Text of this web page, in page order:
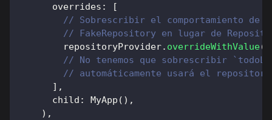
      overrides
:
[
// Sobrescribir el comportamiento de
// FakeRepository en lugar de
        repositoryProvider
. overrideWithValue(
// No tenemos que sobrescribir
// automáticamente usará el
] ,
      child
: MyApp ( ) ,
) ,